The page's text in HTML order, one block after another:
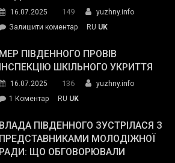
силових
та
органів:
«Наш
спільний
окупанти.
Маємо
діяти
16.07.2025 149
yuzhny.info
Залишити коментарon
ДСНС
власноруч
пожежу
у
RU UK
МЕР ПІВДЕННОГО ПРОВІВ
ІНСПЕКЦІЮ ШКІЛЬНОГО УКРИТТЯ
16.07.2025 136
yuzhny.info
1 Коментардо
Південного
провів
інспекцію
RU UK
ВЛАДА ПІВДЕННОГО ЗУСТРІЛАСЯ З
ПРЕДСТАВНИКАМИ МОЛОДІЖНОЇ
РАДИ: ЩО ОБГОВОРЮВАЛИ